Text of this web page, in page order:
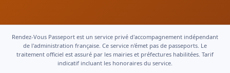
Rendez-Vous Passeport est un service privé d'accompagnement indépendant
de l'administration française. Ce service n'émet pas de passeports. Le
traitement officiel est assuré par les mairies et préfectures habilitées. Tarif
indicatif incluant les honoraires du service.